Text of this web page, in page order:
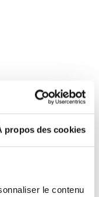
propos des cookies
le contenu